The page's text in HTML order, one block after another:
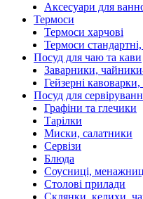
Аксесуари для
Термоси
Термоси харчові
Термоси
Посуд для чаю та кави
Заварники,
Гейзерні
Посуд для
Графіни та глечики
Тарілки
Миски, салатники
Сервізи
Блюда
Соусниці,
Столові прилади
Склянки, келихи,